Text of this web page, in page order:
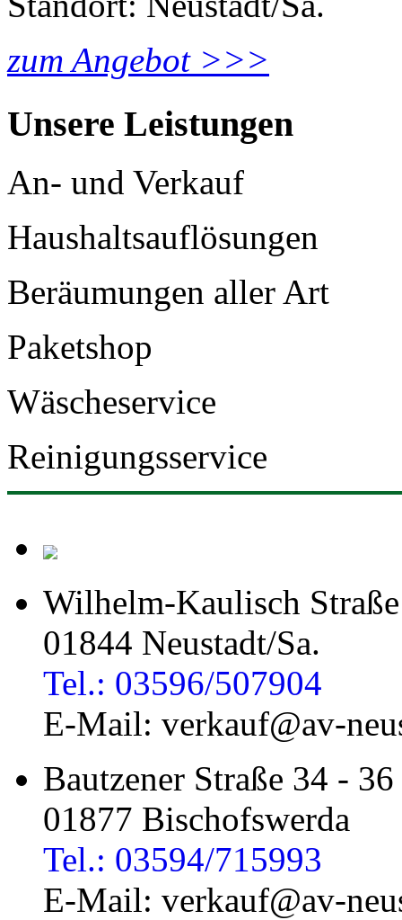
zum Angebot >>>
Unsere Leistungen
An- und Verkauf
Haushaltsauflösungen
Beräumungen aller Art
Paketshop
Wäscheservice
Reinigungsservice
Wilhelm-Kaulisch
01844 Neustadt/Sa.
Tel.: 03596/507904
E-Mail: verkauf@av-
Bautzener Straße 34 - 36
01877 Bischofswerda
Tel.: 03594/715993
E-Mail: verkauf@av-